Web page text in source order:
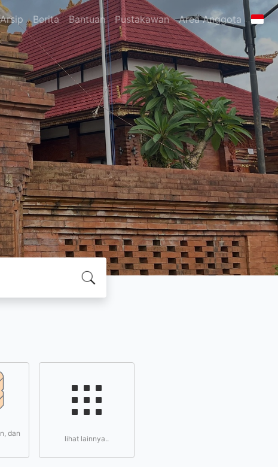
Arsip Berita Bantuan Pustakawan Area Anggota
dan
lihat lainnya..